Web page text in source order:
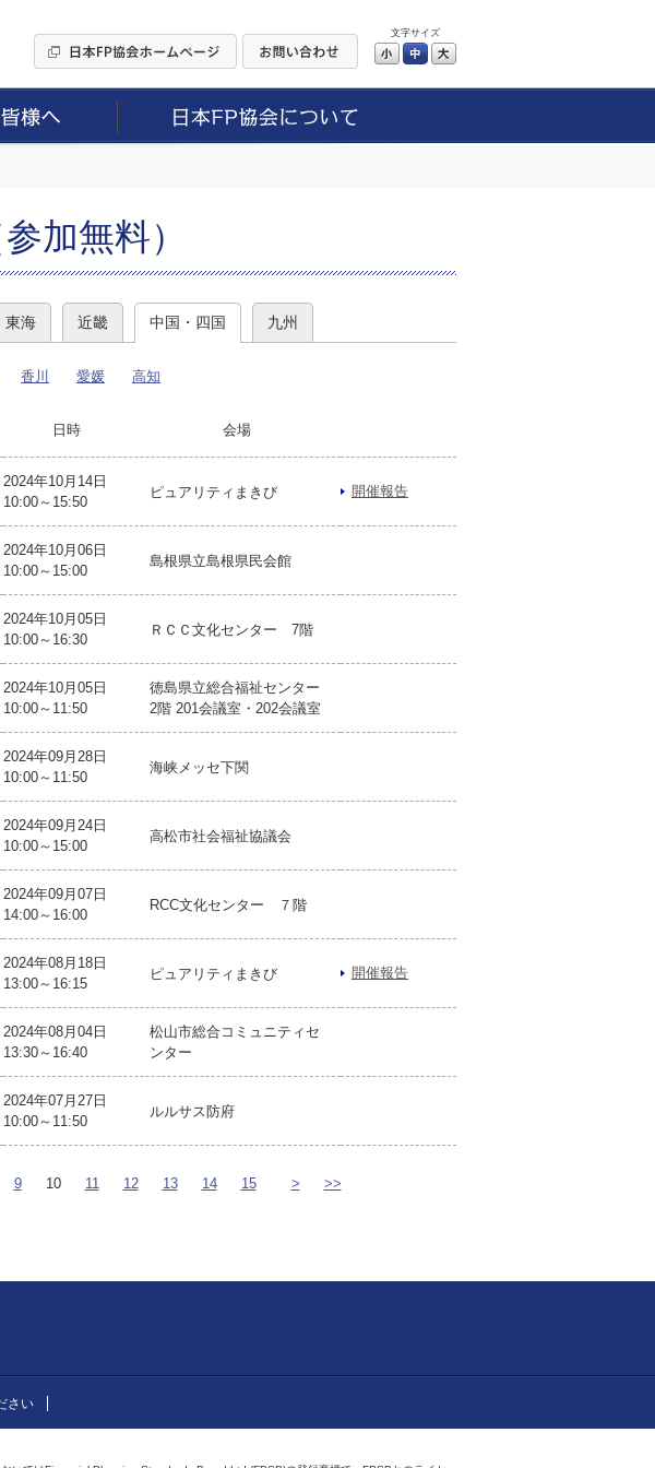
文字サイズ
小 中
加無料）
東海 近畿 中国・四国 九州
香川 愛媛 高知
日時 会場
2024年10月14日
10:00～15:50
ピュアリティまきび 開催報告
2024年10月06日
10:00～15:00
島根県立島根県民会館
2024年10月05日
10:00～16:30
ＲＣＣ文化センター 7階
2024年10月05日
10:00～11:50
徳島県立総合福祉センター
2階 201会議室・202会議室
2024年09月28日
10:00～11:50
海峡メッセ下関
2024年09月24日
10:00～15:00
高松市社会福祉協議会
2024年09月07日
14:00～16:00
RCC文化センター ７階
2024年08月18日
13:00～16:15
ピュアリティまきび 開催報告
2024年08月04日
13:30～16:40
松山市総合コミュニティセ
ンター
2024年07月27日
10:00～11:50
ルルサス防府
9 10 11 12 13 14 15 > >>
さい